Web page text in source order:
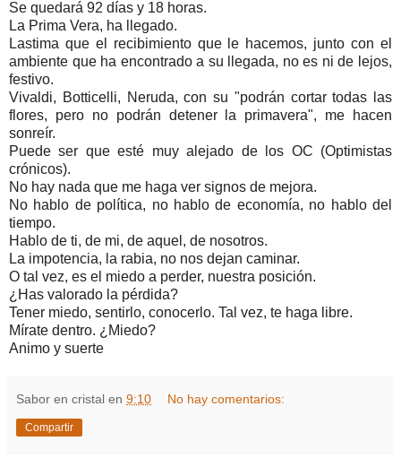
Se quedará 92 días y 18 horas.
La Prima Vera, ha llegado.
Lastima que el recibimiento que le hacemos, junto con el
ambiente que ha encontrado a su llegada, no es ni de lejos,
festivo.
Vivaldi, Botticelli, Neruda, con su "podrán cortar todas las
flores, pero no podrán detener la primavera", me hacen
sonreír.
Puede ser que esté muy alejado de los OC (Optimistas
crónicos).
No hay nada que me haga ver signos de mejora.
No hablo de política, no hablo de economía, no hablo del
tiempo.
Hablo de ti, de mi, de aquel, de nosotros.
La impotencia, la rabia, no nos dejan caminar.
O tal vez, es el miedo a perder, nuestra posición.
¿Has valorado la pérdida?
Tener miedo, sentirlo, conocerlo. Tal vez, te haga libre.
Mírate dentro. ¿Miedo?
Animo y suerte
Sabor en cristal en 9:10 No hay comentarios:
Compartir